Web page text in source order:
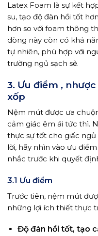
Latex Foam là sự kết
su, tạo độ đàn hồi tốt
hơn so với foam thông
dòng này còn có khả
tự nhiên, phù hợp với
trường ngủ sạch sẽ.
3. Ưu điểm ,
xốp
Nệm mút được ưa
cảm giác êm ái tức thì.
thực sự tốt cho giấc ngủ
lời, hãy nhìn vào ưu
nhắc trước khi quyết
3.1 Ưu điểm
Trước tiên, nệm mút
những lợi ích thiết thực
Độ đàn hồi tốt, tạo